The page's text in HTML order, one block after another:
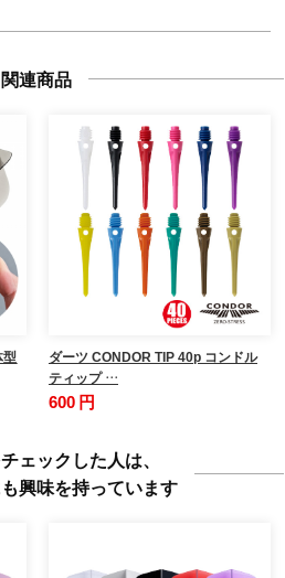
関連商品
型
ダーツ CONDOR TIP 40p コンドル
ティップ …
600 円
ェックした人は、
興味を持っています